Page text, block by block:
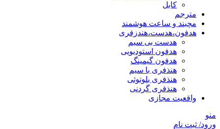
کابل
مترجم
مچبند و ساعت هوشمند
هدفون،هدست،هندزفری
هدست بی سیم
هدفون استودیویی
هدفون گیمینگ
هنذفری با سیم
هنذفری بلوتوثی
هنذفری گردنی
واقعیت مجازی
منو
ورود/ ثبت نام